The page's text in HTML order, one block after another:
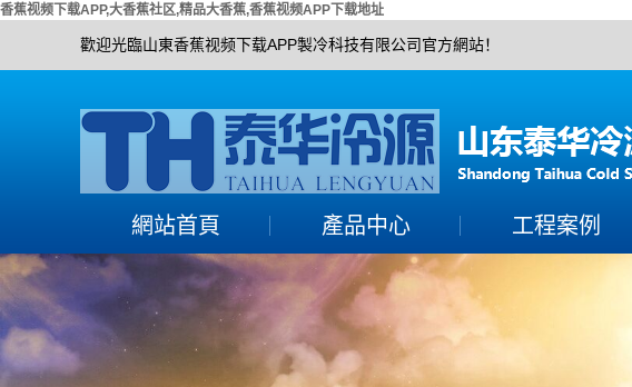
香蕉视频下载APP,大香蕉社区,精品大香蕉,香蕉视频APP下载地址
歡迎光臨山東香蕉视频下载APP製冷科技有限公司官方網站！
網站首頁 產品中心
大香蕉社区組
活塞單機機組
精品大香蕉機組
螺杆單機機組
工程案例